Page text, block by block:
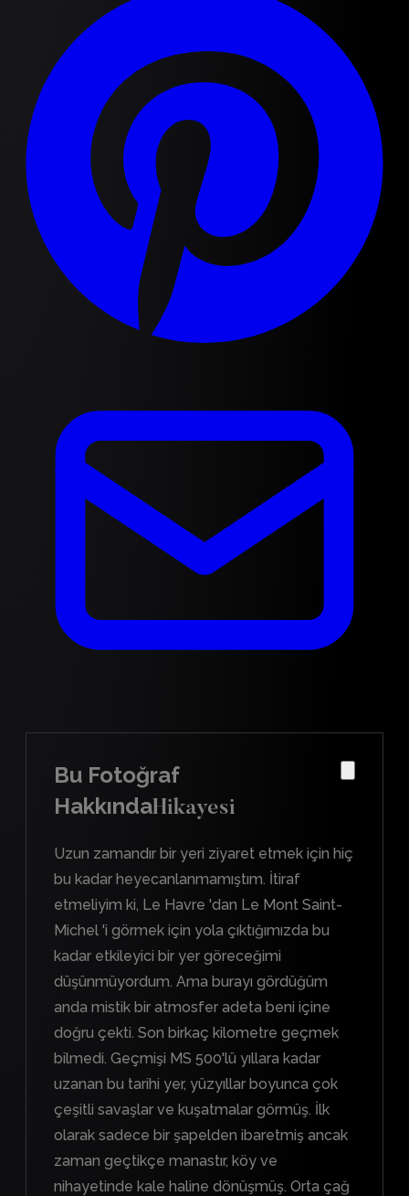
Bu Fotoğraf
HakkındaHikayesi
Uzun zamandır bir yeri ziyaret etmek için hiç
bu kadar heyecanlanmamıştım. İtiraf
etmeliyim ki, Le Havre 'dan Le Mont Saint-
Michel 'i görmek için yola çıktığımızda bu
kadar etkileyici bir yer göreceğimi
düşünmüyordum. Ama burayı gördüğüm
anda mistik bir atmosfer adeta beni içine
doğru çekti. Son birkaç kilometre geçmek
bilmedi. Geçmişi MS 500'lü yıllara kadar
uzanan bu tarihi yer, yüzyıllar boyunca çok
çeşitli savaşlar ve kuşatmalar görmüş. İlk
olarak sadece bir şapelden ibaretmiş ancak
zaman geçtikçe manastır, köy ve
nihayetinde kale haline dönüşmüş. Orta çağ